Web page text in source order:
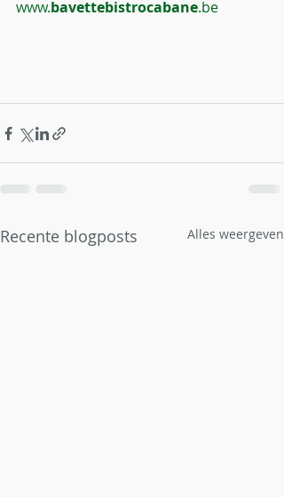
www.bavettebistrocabane.be
Recente blogposts Alles weergeven